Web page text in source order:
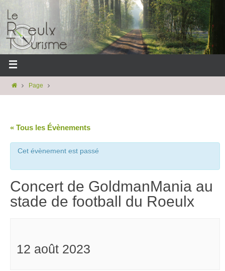
Page
« Tous les Évènements
Cet évènement est passé
Concert de GoldmanMania au
stade de football du Roeulx
12 août 2023